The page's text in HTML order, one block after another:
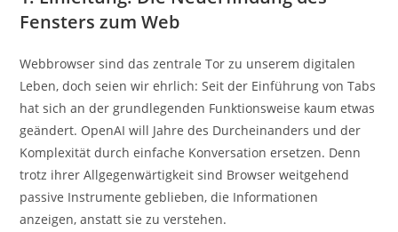
Fensters zum Web
Webbrowser sind das zentrale Tor zu unserem digitalen
Leben, doch seien wir ehrlich: Seit der Einführung von Tabs
hat sich an der grundlegenden Funktionsweise kaum etwas
geändert. OpenAI will Jahre des Durcheinanders und der
Komplexität durch einfache Konversation ersetzen. Denn
trotz ihrer Allgegenwärtigkeit sind Browser weitgehend
passive Instrumente geblieben, die Informationen
anzeigen, anstatt sie zu verstehen.